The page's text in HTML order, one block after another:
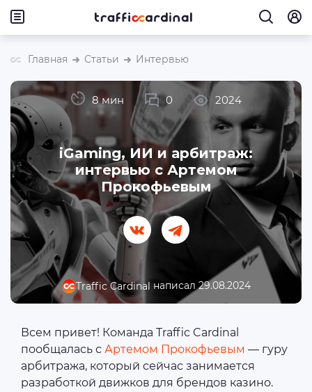
Главная Статьи Интервью
Traffic Cardinal написал 29.08.2024
iGaming, ИИ и арбитраж:
интервью с Артемом
Прокофьевым
8 мин 0 2024
Всем привет! Команда Traffic Cardinal
пообщалась с Артемом Прокофьевым — гуру
арбитража, который сейчас занимается
разработкой движков для брендов казино.